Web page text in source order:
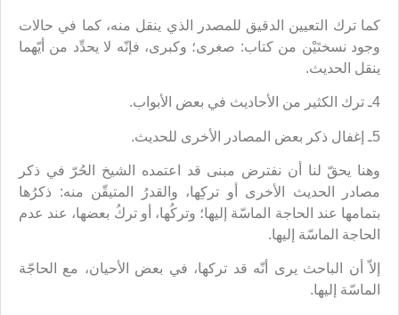
كما ترك التعيين الدقيق للمصدر الذي ينقل منه،‌ كما في حالات
وجود نسختَيْن من كتاب: صغرى؛ وكبرى، فإنّه لا يحدِّد من أيّهما
ينقل الحديث.
4ـ ترك الكثير من الأحاديث في بعض الأبواب.
5ـ إغفال ذكر بعض المصادر الأخرى للحديث.
وهنا يحقّ لنا أن نفترض مبنى قد اعتمده الشيخ الحُرّ في ذكر
مصادر الحديث الأخرى أو تركِها، والقدرُ المتيقّن منه: ذكرُها
بتمامها عند الحاجة الماسّة إليها؛ وتركُها، أو تركُ بعضها، عند عدم
الحاجة الماسّة إليها.
إلاّ أن الباحث يرى أنّه قد تركها، في بعض الأحيان، مع الحاجّة
الماسّة إليها.